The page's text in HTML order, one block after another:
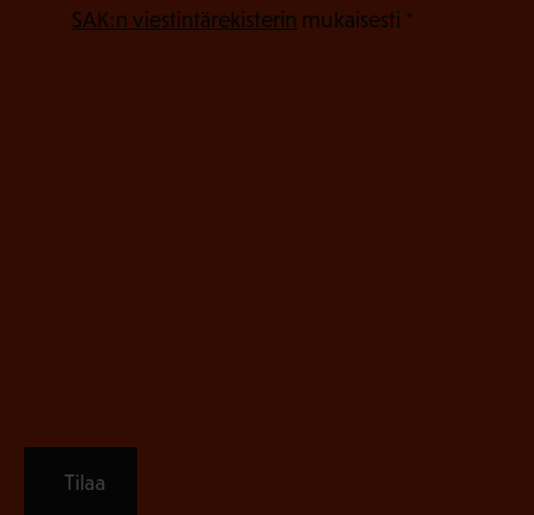
l
SAK:n viestintärekisterin mukaisesti *
Tilaa